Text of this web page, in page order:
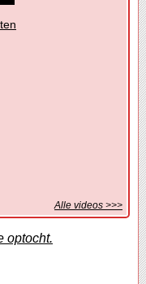
Alle videos >>>
optocht.